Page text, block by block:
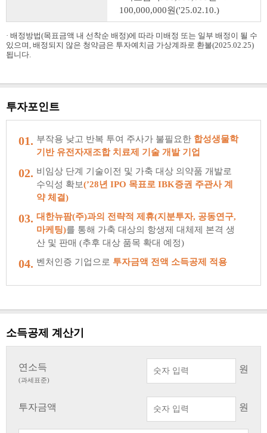
100,000,000원('25.02.10.)
· 배정방법(목표금액 내 선착순 배정)에 따라 미배정 또는 일부 배정이 될 수
있으며, 배정되지 않은 청약금은 투자예치금 가상계좌로 환불(2025.02.25)
됩니다.
투자포인트
01. 부작용 낮고 반복 투여 주사가 불필요한 합성생물학
기반 유전자재조합 치료제 기술 개발 기업
02. 비임상 단계 기술이전 및 가축 대상 의약품 개발로
수익성 확보(’28년 IPO 목표로 IBK증권 주관사 계
약 체결)
03. 대한뉴팜(주)과의 전략적 제휴(지분투자, 공동연구,
마케팅)를 통해 가축 대상의 항생제 대체제 본격 생
산 및 판매 (추후 대상 품목 확대 예정)
04. 벤처인증 기업으로 투자금액 전액 소득공제 적용
소득공제 계산기
연소득
(과세표준)
원
투자금액 원